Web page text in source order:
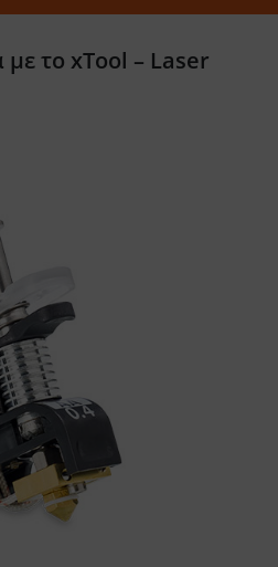
με το xTool – Laser